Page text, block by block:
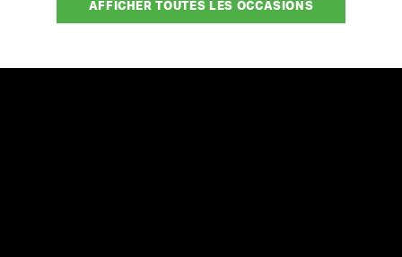
AFFICHER TOUTES LES OCCASIONS